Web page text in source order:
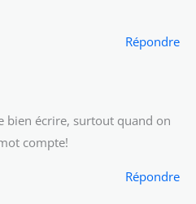
Répondre
bien écrire, surtout quand on
compte!
Répondre